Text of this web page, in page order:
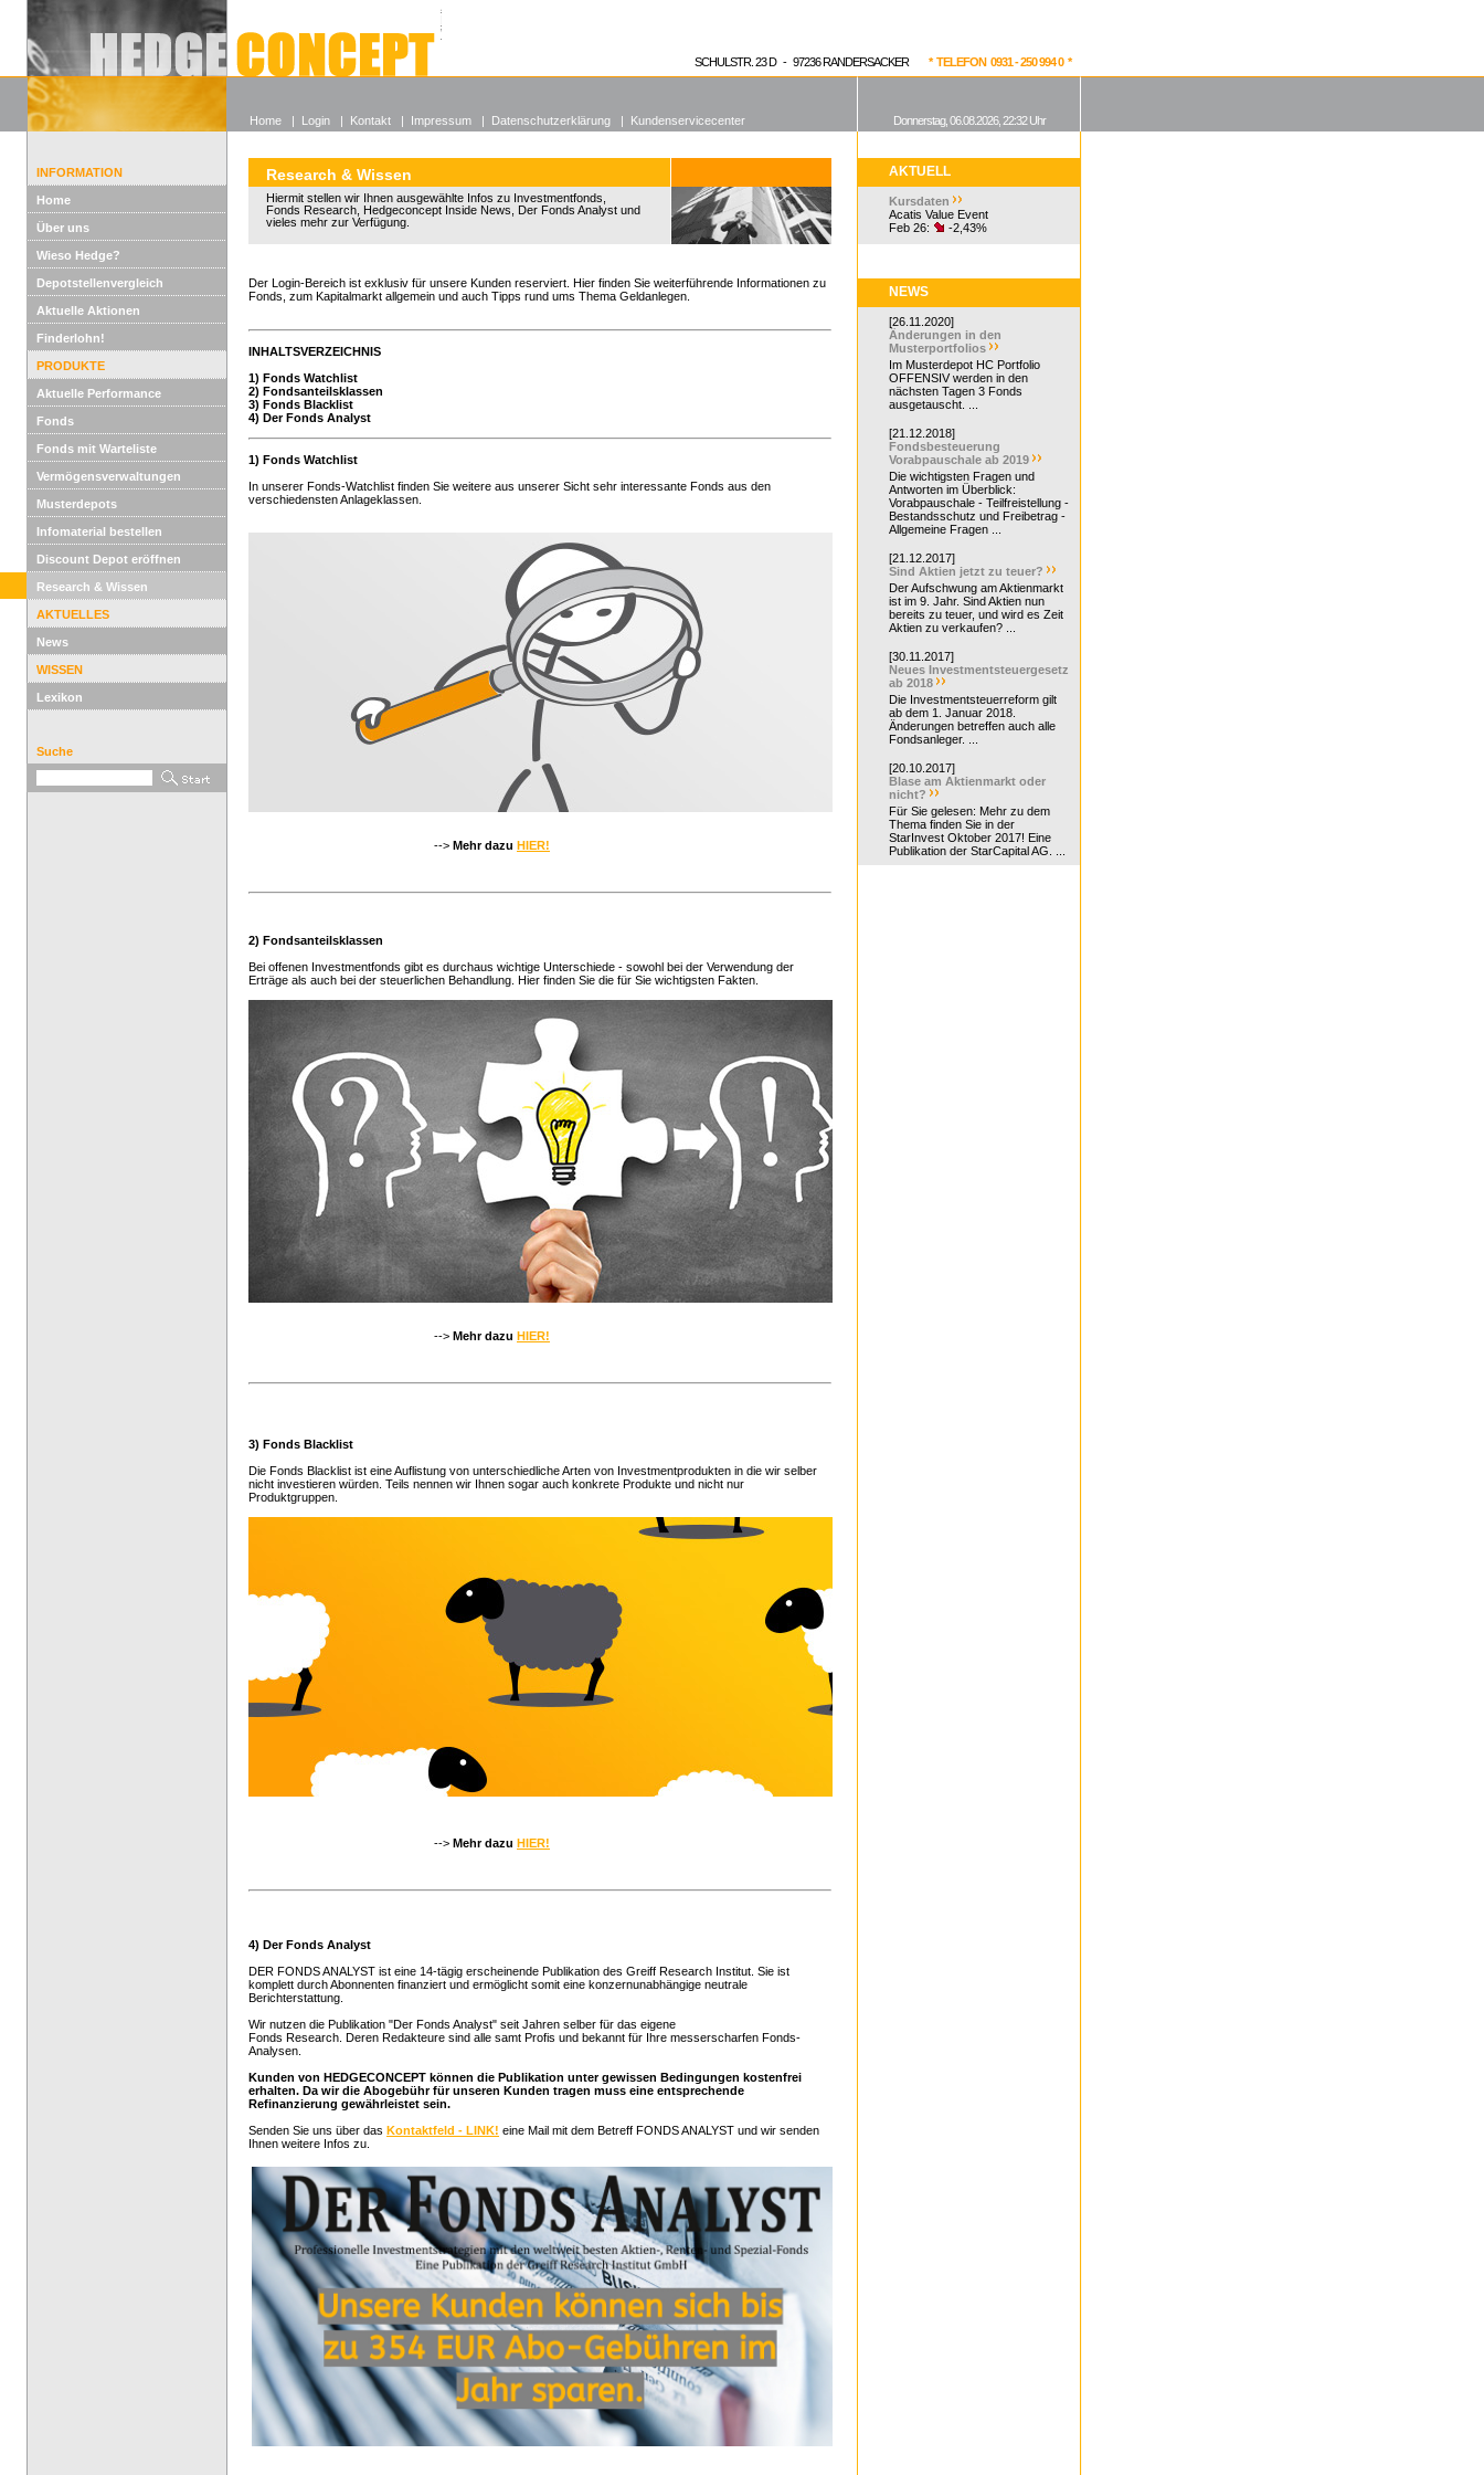
Alle offenen Fonds
Wieso Hedgefonds?
SCHULSTR. 23 D - 97236 RANDERSACKER * TELEFON 0931 - 250 994 0 *
INFORMATION
Home
Über uns
Wieso Hedge?
Depotstellenvergleich
Aktuelle Aktionen
Finderlohn!
PRODUKTE
Aktuelle Performance
Fonds
Fonds mit Warteliste
Vermögensverwaltungen
Musterdepots
Infomaterial bestellen
Discount Depot eröffnen
Research & Wissen
AKTUELLES
News
WISSEN
Lexikon
Suche
Research & Wissen
Hiermit stellen wir Ihnen ausgewählte Infos zu Investmentfonds,
Fonds Research, Hedgeconcept Inside News, Der Fonds Analyst und
vieles mehr zur Verfügung.
Der Login-Bereich ist exklusiv für unsere Kunden reserviert. Hier finden Sie weiterführende Informationen zu
Fonds, zum Kapitalmarkt allgemein und auch Tipps rund ums Thema Geldanlegen.
INHALTSVERZEICHNIS
1) Fonds Watchlist
2) Fondsanteilsklassen
3) Fonds Blacklist
4) Der Fonds Analyst
1) Fonds Watchlist
In unserer Fonds-Watchlist finden Sie weitere aus unserer Sicht sehr interessante Fonds aus den
verschiedensten Anlageklassen.
--> Mehr dazu HIER!
2) Fondsanteilsklassen
Bei offenen Investmentfonds gibt es durchaus wichtige Unterschiede - sowohl bei der Verwendung der
Erträge als auch bei der steuerlichen Behandlung. Hier finden Sie die für Sie wichtigsten Fakten.
--> Mehr dazu HIER!
3) Fonds Blacklist
Die Fonds Blacklist ist eine Auflistung von unterschiedliche Arten von Investmentprodukten in die wir selber
nicht investieren würden. Teils nennen wir Ihnen sogar auch konkrete Produkte und nicht nur
Produktgruppen.
--> Mehr dazu HIER!
4) Der Fonds Analyst
DER FONDS ANALYST ist eine 14-tägig erscheinende Publikation des Greiff Research Institut. Sie ist
komplett durch Abonnenten finanziert und ermöglicht somit eine konzernunabhängige neutrale
Berichterstattung.
Wir nutzen die Publikation "Der Fonds Analyst" seit Jahren selber für das eigene
Fonds Research. Deren Redakteure sind alle samt Profis und bekannt für Ihre messerscharfen Fonds-
Analysen.
Kunden von HEDGECONCEPT können die Publikation unter gewissen Bedingungen kostenfrei
erhalten. Da wir die Abogebühr für unseren Kunden tragen muss eine entsprechende
Refinanzierung gewährleistet sein.
Senden Sie uns über das Kontaktfeld - LINK! eine Mail mit dem Betreff FONDS ANALYST und wir senden
Ihnen weitere Infos zu.
AKTUELL
Kursdaten
Acatis Value Event
Feb 26:
-2,43%
NEWS
[26.11.2020]
Änderungen in den
Musterportfolios
Im Musterdepot HC Portfolio
OFFENSIV werden in den
nächsten Tagen 3 Fonds
ausgetauscht. ...
[21.12.2018]
Fondsbesteuerung
Vorabpauschale ab 2019
Die wichtigsten Fragen und
Antworten im Überblick:
Vorabpauschale - Teilfreistellung -
Bestandsschutz und Freibetrag -
Allgemeine Fragen ...
[21.12.2017]
Sind Aktien jetzt zu teuer?
Der Aufschwung am Aktienmarkt
ist im 9. Jahr. Sind Aktien nun
bereits zu teuer, und wird es Zeit
Aktien zu verkaufen? ...
[30.11.2017]
Neues Investmentsteuergesetz
ab 2018
Die Investmentsteuerreform gilt
ab dem 1. Januar 2018.
Änderungen betreffen auch alle
Fondsanleger. ...
[20.10.2017]
Blase am Aktienmarkt oder
nicht?
Für Sie gelesen: Mehr zu dem
Thema finden Sie in der
StarInvest Oktober 2017! Eine
Publikation der StarCapital AG. ...
Home | Login | Kontakt | Impressum | Datenschutzerklärung | Kundenservicecenter Donnerstag, 06.08.2026, 22:32 Uhr